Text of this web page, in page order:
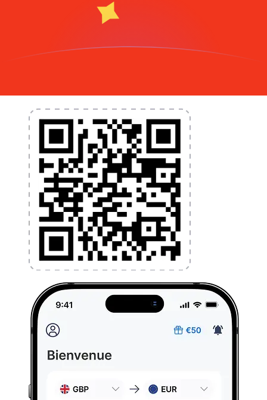
nécessaires pour vos transferts d'argent internationaux
et la gestion de vos devises. Convertissez des devises,
l'argent à l'étranger sans frais cachés. Téléchargez